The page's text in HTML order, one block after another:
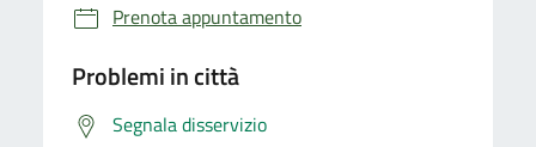
Prenota appuntamento
Problemi in città
Segnala disservizio